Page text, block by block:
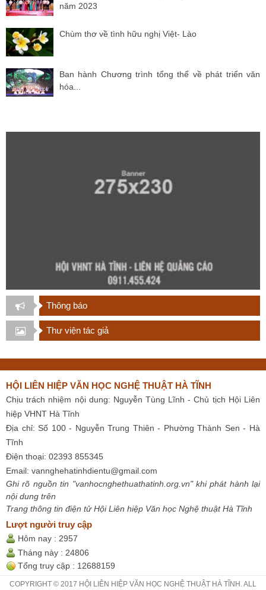
năm 2023
Chùm thơ về tình hữu nghị Việt- Lào
Ban hành Chương trình tổng thể về phát triển văn
hóa...
Thông báo
Thư viện tác giả
HỘI LIÊN HIỆP VĂN HỌC NGHỆ THUẬT HÀ TĨNH
Chịu trách nhiệm nội dung: Nguyễn Tùng Lĩnh - Chủ tịch Hội Liên
hiệp VHNT Hà Tĩnh
Địa chỉ: Số 100 - Nguyễn Trung Thiên - Phường Thành Sen - Hà
Tĩnh
Điện thoại: 02393 855345
Email: vannghehatinhdientu@gmail.com
Ghi rõ nguồn tin "vanhocnghethuathatinh.org.vn" khi phát hành lại
nội dung trên
Trang thông tin điện tử Hội Liên hiệp Văn học Nghệ thuật Hà Tĩnh
Lượt người truy cập
Hôm nay : 2957
Tháng này : 24806
Tổng truy cập : 12688159
COPYRIGHT © 2017 HỘI LIÊN HIỆP VĂN HỌC NGHỆ THUẬT HÀ TĨNH. ALL